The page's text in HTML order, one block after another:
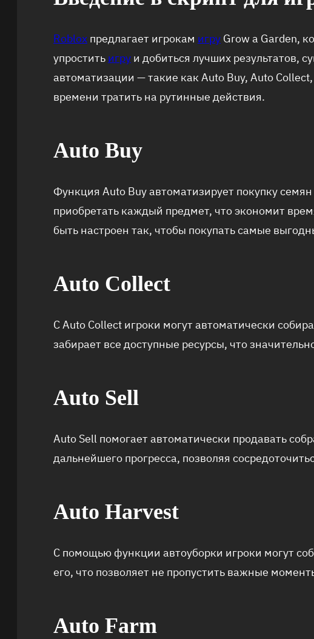
Roblox предлагает игрокам игру Grow a Garden,
упростить игру и добиться лучших результатов,
автоматизации — такие как Auto Buy, Auto
времени тратить на рутинные действия.
Auto Buy
Функция Auto Buy автоматизирует покупку
приобретать каждый предмет, что экономит
быть настроен так, чтобы покупать самые
Auto Collect
С Auto Collect игроки могут автоматически
забирает все доступные ресурсы, что
Auto Sell
Auto Sell помогает автоматически продавать
дальнейшего прогресса, позволяя
Auto Harvest
С помощью функции автоуборки игроки могут
его, что позволяет не пропустить важные
Auto Farm